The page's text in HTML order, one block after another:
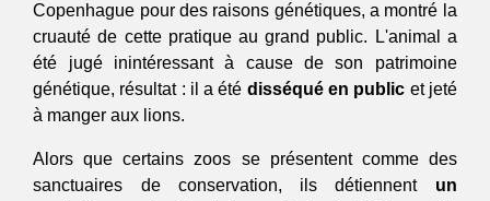
Copenhague pour des raisons génétiques, a montré la
cruauté de cette pratique au grand public. L'animal a
été jugé inintéressant à cause de son patrimoine
génétique, résultat : il a été disséqué en public et jeté
à manger aux lions.
Alors que certains zoos se présentent comme des
sanctuaires de conservation, ils détiennent un